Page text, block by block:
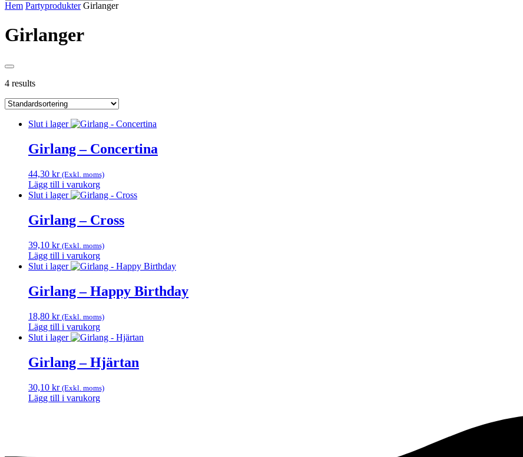
Hem Party­­produkter Girlanger
Girlanger
4 results
Slut i lager
Girlang – Concertina
44,30 kr (Exkl. moms)
Lägg till i varukorg
Slut i lager
Girlang – Cross
39,10 kr (Exkl. moms)
Lägg till i varukorg
Slut i lager
Girlang – Happy Birthday
18,80 kr (Exkl. moms)
Lägg till i varukorg
Slut i lager
Girlang – Hjärtan
30,10 kr (Exkl. moms)
Lägg till i varukorg